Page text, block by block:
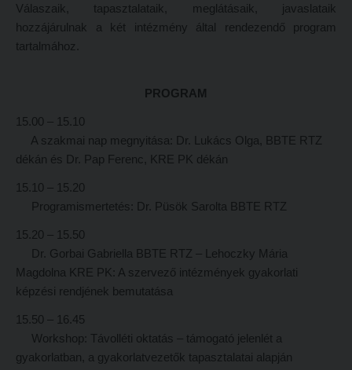
Mintatantervek
Gyakorlati képzés
Tehetséggondozás
Tudományos diákköri tevékenység
PedKaszt – Bethlen-pályázat
Kari kiadványok
FELVÉTELIZŐKNEK
PK Felvételi Tájékoztató kiadvány
Hallgatói véleményvideók
Képzési helyszínek
Nagykőrösi képzési hely
Mintatantervek
Gyakorlati képzés
Tehetséggondozás
Tudományos diákköri tevékenység
Kari kutatási pályázatok
Válaszaik, tapasztalataik, meglátásaik, javaslataik
hozzájárulnak a két intézmény által rendezendő program
tartalmához.
PROGRAM
15.00 – 15.10
A szakmai nap megnyitása: Dr. Lukács Olga, BBTE RTZ
dékán és Dr. Pap Ferenc, KRE PK dékán
15.10 – 15.20
Programismertetés: Dr. Püsök Sarolta BBTE RTZ
15.20 – 15.50
Dr. Gorbai Gabriella BBTE RTZ – Lehoczky Mária
Magdolna KRE PK: A szervező intézmények gyakorlati
képzési rendjének bemutatása
15.50 – 16.45
Workshop: Távolléti oktatás – támogató jelenlét a
gyakorlatban, a gyakorlatvezetők tapasztalatai alapján